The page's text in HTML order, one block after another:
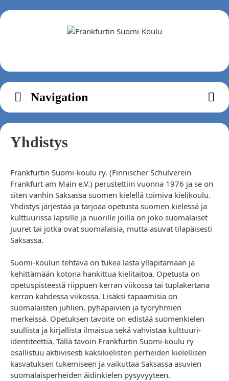
Zum
Navigation
Yhdistys
Frankfurtin Suomi-koulu ry. (Finnischer Schulverein
Frankfurt am Main e.V.) perustettiin vuonna 1976 ja se on
siten vanhin Saksassa suomen kielellä toimiva kielikoulu.
Yhdistys järjestää ja tarjoaa opetusta suomen kielessä ja
kulttuurissa lapsille ja nuorille joilla on joko suomalaiset
juuret tai jotka ovat suomalaisia, mutta asuvat tilapäisesti
Saksassa.
Suomi-koulun tehtävä on tukea lasta ylläpitämään ja
kehittämään kotona hankittua kielitaitoa. Opetusta on
opetuspisteestä riippuen kerran viikossa tai tuplakertana
kerran kahdessa viikossa. Lisäksi tapaamisia on
suomalaisten juhlien, pyhäpäivien ja työryhmien
merkeissä. Opetuksen tavoite on edistää suomenkielen
suullista ja kirjallista ilmaisua sekä vahvistaa kulttuuri-
identiteettiä. Tällä tavoin Frankfurtin Suomi-koulu ry
osallistuu aktiivisesti kaksikielisten perheiden kielellisen
kasvatuksen tukemiseen ja vaikuttaa Saksassa asuvien
suomalaisperheiden äidinkielen pysyvyyteen.